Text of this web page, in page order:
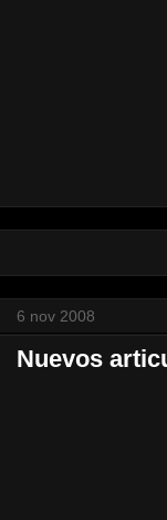
6 nov 2008
Nuevos